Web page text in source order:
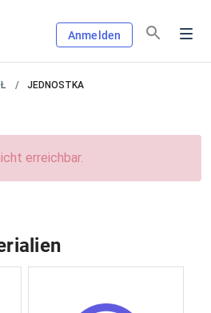
Anmelden
JEDNOSTKA
erreichbar.